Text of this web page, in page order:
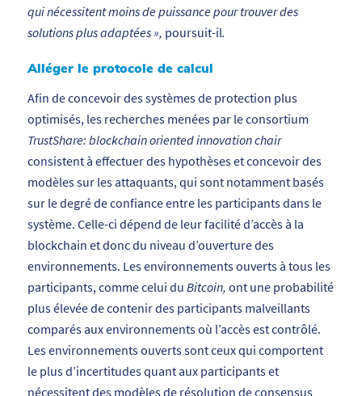
qui nécessitent moins de puissance pour trouver des
solutions plus adaptées », poursuit-il.
Alléger le protocole de calcul
Afin de concevoir des systèmes de protection plus
optimisés, les recherches menées par le consortium
TrustShare: blockchain oriented innovation chair
consistent à effectuer des hypothèses et concevoir des
modèles sur les attaquants, qui sont notamment basés
sur le degré de confiance entre les participants dans le
système. Celle-ci dépend de leur facilité d’accès à la
blockchain et donc du niveau d’ouverture des
environnements. Les environnements ouverts à tous les
participants, comme celui du Bitcoin, ont une probabilité
plus élevée de contenir des participants malveillants
comparés aux environnements où l’accès est contrôlé.
Les environnements ouverts sont ceux qui comportent
le plus d’incertitudes quant aux participants et
nécessitent des modèles de résolution de consensus